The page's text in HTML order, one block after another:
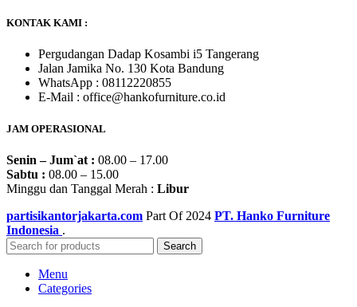
KONTAK KAMI :
Pergudangan Dadap Kosambi i5 Tangerang
Jalan Jamika No. 130 Kota Bandung
WhatsApp : 08112220855
E-Mail : office@hankofurniture.co.id
JAM OPERASIONAL
Senin – Jum`at : 08.00 – 17.00
Sabtu : 08.00 – 15.00
Minggu dan Tanggal Merah : Libur
partisikantorjakarta.com Part Of 2024 PT. Hanko Furniture
Indonesia .
Search
Menu
Categories